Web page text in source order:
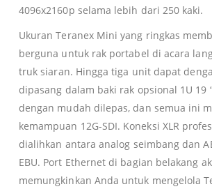
4096x2160p selama lebih dari 250 kaki.
Ukuran Teranex Mini yang ringkas
berguna untuk rak portabel di acara
truk siaran. Hingga tiga unit dapat
dipasang dalam baki rak opsional 1U 19
dengan mudah dilepas, dan semua ini
kemampuan 12G-SDI. Koneksi XLR
dialihkan antara analog seimbang dan
EBU. Port Ethernet di bagian belakang
memungkinkan Anda untuk mengelola